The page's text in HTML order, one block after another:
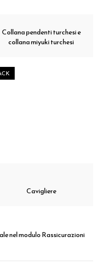
Collana pendenti turchesi e
collana miyuki turchesi
Cavigliere
nel modulo Rassicurazioni